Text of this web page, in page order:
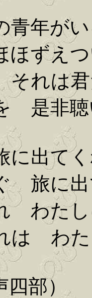
青年が
ずえ
れは
是非聴
出て
旅に出
わたし
わた
四部）